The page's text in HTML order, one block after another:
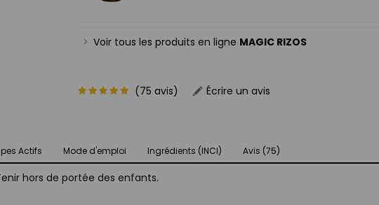
Voir tous les produits en ligne MAGIC RIZOS
(75 avis) Écrire un avis
Actifs Mode d'emploi Ingrédients (INCI) Avis (75)
hors de portée des enfants.